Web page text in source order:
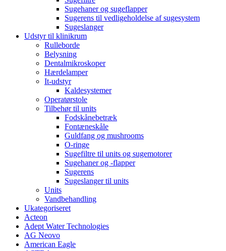
Sugehaner og sugeflapper
Sugerens til vedligeholdelse af sugesystem
Sugeslanger
Udstyr til klinikrum
Rulleborde
Belysning
Dentalmikroskoper
Hærdelamper
It-udstyr
Kaldesystemer
Operatørstole
Tilbehør til units
Fodskånebetræk
Fontæneskåle
Guldfang og mushrooms
O-ringe
Sugefiltre til units og sugemotorer
Sugehaner og -flapper
Sugerens
Sugeslanger til units
Units
Vandbehandling
Ukategoriseret
Acteon
Adept Water Technologies
AG Neovo
American Eagle